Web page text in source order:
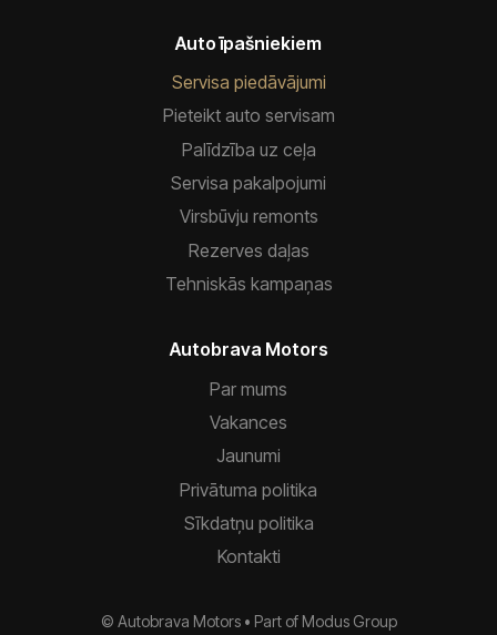
Auto īpašniekiem
Servisa piedāvājumi
Pieteikt auto servisam
Palīdzība uz ceļa
Servisa pakalpojumi
Virsbūvju remonts
Rezerves daļas
Tehniskās kampaņas
Autobrava Motors
Par mums
Vakances
Jaunumi
Privātuma politika
Sīkdatņu politika
Kontakti
© Autobrava Motors • Part of Modus Group